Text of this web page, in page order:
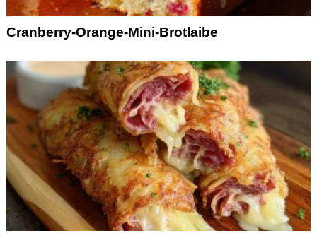
Cranberry-Orange-Mini-Brotlaibe